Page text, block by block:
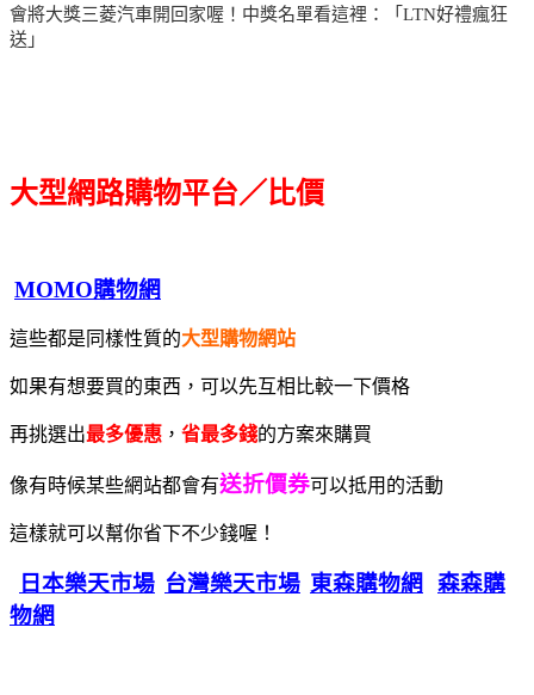
會將大獎三菱汽車開回家喔！中獎名單看這裡：「LTN好禮瘋狂
送」
大型網路購物平台／比價
MOMO購物網
這些都是同樣性質的大型購物網站
如果有想要買的東西，可以先互相比較一下價格
再挑選出最多優惠 ， 省最多錢的方案來購買
像有時候某些網站都會有送折價券可以抵用的活動
這樣就可以幫你省下不少錢喔！
日本樂天市場 台灣樂天市場 東森購物網
森森購
物網